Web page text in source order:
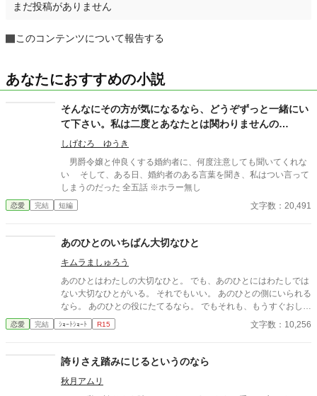
まだ投稿がありません
このコンテンツについて報告する
あなたにおすすめの小説
そんなにその方が気になるなら、どうぞずっと一緒にい
て下さい。私は二度とあなたとは関わりませんの
で……。
しげむろ ゆうき
男爵令嬢と仲良くする婚約者に、何度注意しても聞いてくれな
い そして、ある日、婚約者のある言葉を聞き、私はつい言って
しまうのだった 全五話 ※ホラー無し
恋愛 完結 短編 文字数：20,491
あのひとのいちばん大切なひと
キムラましゅろう
あのひとはわたしの大切なひと。 でも、あのひとにはわたしでは
ない大切なひとがいる。 それでもいい。 あのひとの側にいられる
なら。 あのひとの役にたてるなら。 でもそれも、もうすぐおしま
い。 恋人を失ったアベルのために奮闘したリタ。 その恋人がアベ
ルの元へ戻ると知り、リタは離れる決意をする。 一話完結の読み
字ごめんなさい！最初に謝っておきます。 小説家になろうさんに
も時差投稿します。 ※表紙はあさぎかな先生（@yatusiro1）にコ
ラージュアートを作成していただいたものです。 (*´˘`*)ｼｱﾜｾﾃﾞｽｯ
恋愛 完結 ｼｮｰﾄｼｮｰﾄ R15 文字数：10,256
誇りさえ踏みにじるというのなら
秋月アムリ